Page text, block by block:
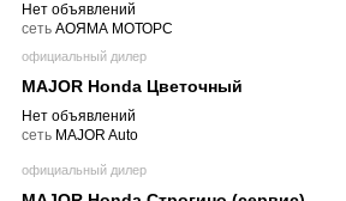
Нет объявлений
cеть АОЯМА МОТОРС
официальный дилер
MAJOR Honda Цветочный
Нет объявлений
cеть MAJOR Auto
официальный дилер